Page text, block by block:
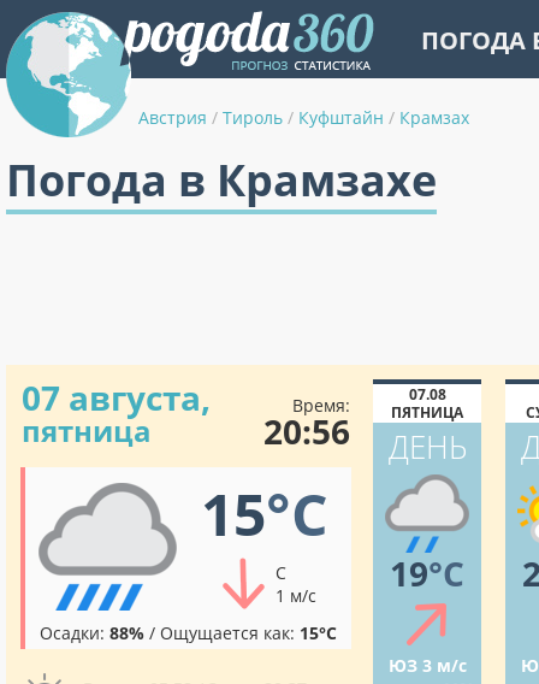
ПОГОДА
Австрия / Тироль / Куфштайн / Крамзах
Погода в Крамзахе
07 августа,
пятница
Время:
20:56
15°C
С
1 м/с
Осадки: 88% / Ощущается как: 15°C
07.08
ПЯТНИЦА
ДЕНЬ
19°C
ЮЗ 3 м/с